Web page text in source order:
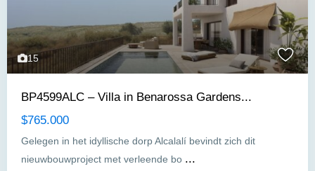
15
BP4599ALC – Villa in Benarossa Gardens...
$765.000
Gelegen in het idyllische dorp Alcalalí bevindt zich dit
nieuwbouwproject met verleende bo ...